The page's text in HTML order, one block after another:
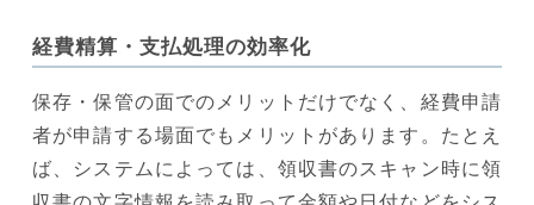
経費精算・支払処理の効率化
保存・保管の面でのメリットだけでなく、経費申請
者が申請する場面でもメリットがあります。たとえ
ば、システムによっては、領収書のスキャン時に領